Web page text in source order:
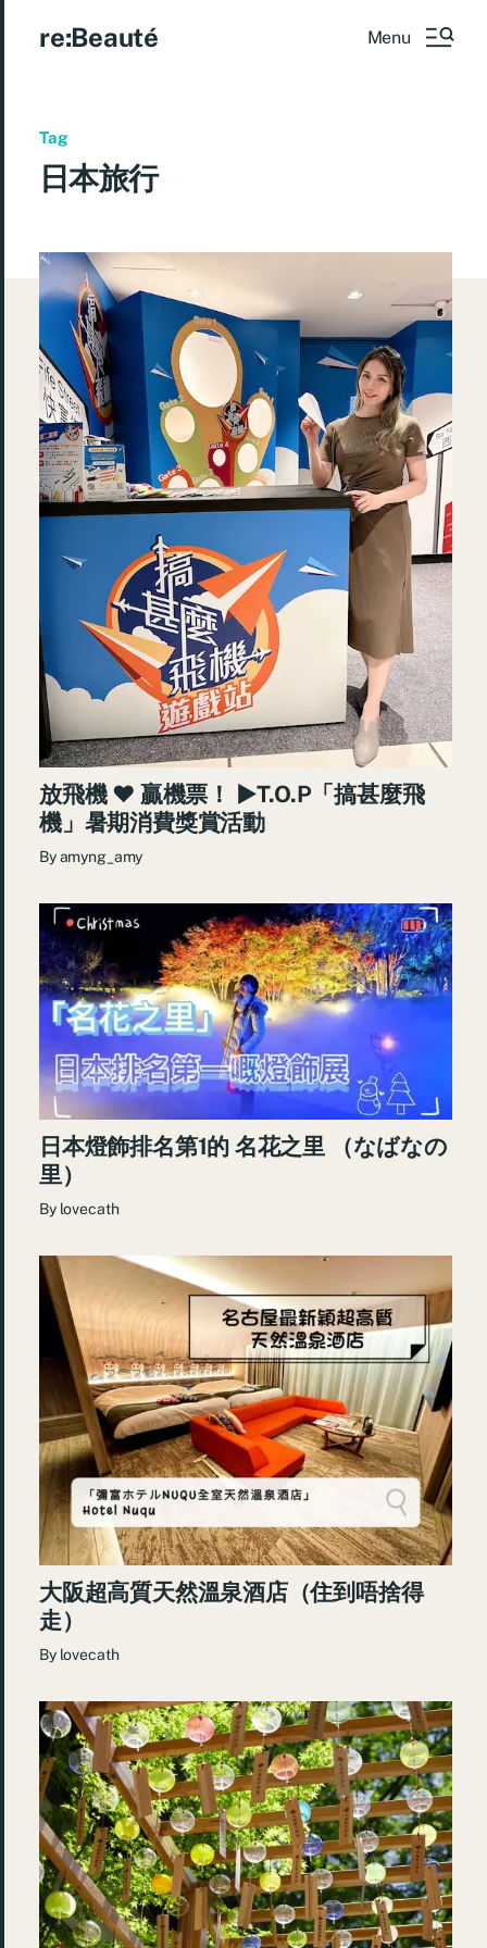
re:Beauté Menu
Tag
日本旅行
放飛機 ♥ 贏機票！ ►T.O.P「搞甚麼飛
機」暑期消費獎賞活動
Byamyng_amy
日本燈飾排名第1的 名花之里 （なばなの
里）
By lovecath
大阪超高質天然溫泉酒店（住到唔捨得
走）
By lovecath